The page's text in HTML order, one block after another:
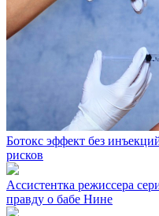
Ботокс эффект без
рисков
Ассистентка режиссера
правду о бабе Нине